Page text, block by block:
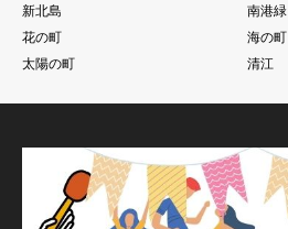
新北島
南港緑
花の町
海の町
太陽の町
清江